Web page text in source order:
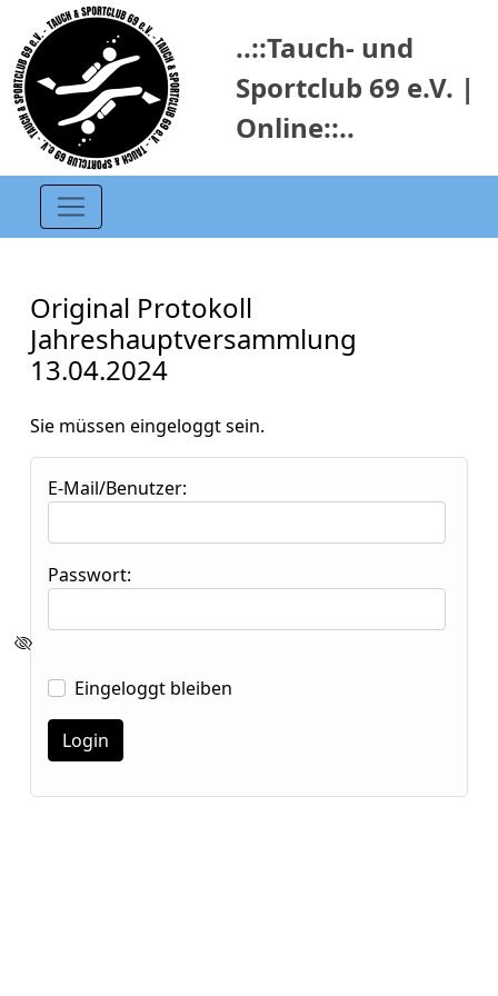
..::Tauch- und
Sportclub 69 e.V. |
Online::..
Original Protokoll
Jahreshauptversammlung
13.04.2024
Sie müssen eingeloggt sein.
E-Mail/Benutzer:
Passwort:
Eingeloggt bleiben